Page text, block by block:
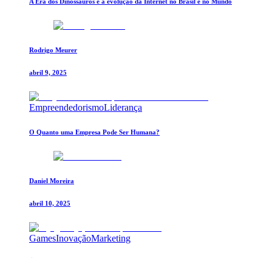
Rodrigo Meurer
abril 9, 2025
EmpreendedorismoLiderança
O Quanto uma Empresa Pode Ser Humana?
Daniel Moreira
abril 10, 2025
GamesInovaçãoMarketing